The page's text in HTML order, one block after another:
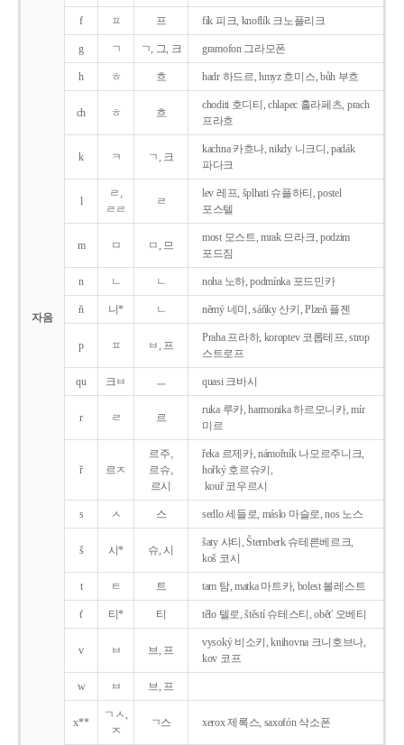
자음
f ㅍ 프 fík 피크, knoflík 크노플리크
g ㄱ ㄱ, 그, 크 gramofon 그라모폰
h ㅎ 흐 hadr 하드르, hmyz 흐미스, bůh 부흐
ch ㅎ 흐
choditi 호디티, chlapec 흘라페츠, prach
프라흐
k ㅋ ㄱ, 크
kachna 카흐나, nikdy 니크디, padák
파다크
l
ㄹ,
ㄹㄹ
ㄹ
lev 레프, šplhati 슈플하티, postel
포스텔
m ㅁ ㅁ, 므
most 모스트, mrak 므라크, podzim
포드짐
n ㄴ ㄴ noha 노하, podmínka 포드민카
ň 니* ㄴ němý 네미, sáňky 산키, Plzeň 플젠
p ㅍ ㅂ, 프
Praha 프라하, koroptev 코롭테프, strop
스트로프
qu 크ㅂ ㅡ quasi 크바시
r ㄹ 르
ruka 루카, harmonika 하르모니카, mír
미르
ř 르ㅈ
르주,
르슈,
르시
řeka 르제카, námořník 나모르주니크,
hořký 호르슈키,
kouř 코우르시
s ㅅ 스 sedlo 세들로, máslo 마슬로, nos 노스
š 시* 슈, 시
šaty 샤티, Šternberk 슈테른베르크,
koš 코시
t ㅌ 트 tam 탐, matka 마트카, bolest 볼레스트
t' 티* 티 tělo 텔로, štěstí 슈테스티, obět' 오베티
v ㅂ 브, 프
vysoký 비소키, knihovna 크니호브나,
kov 코프
w ㅂ 브, 프
x**
ㄱㅅ,
ㅈ
ㄱ스 xerox 제록스, saxofón 삭소폰